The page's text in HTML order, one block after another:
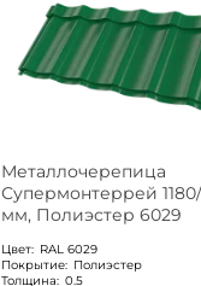
Металлочерепица
Супермонтеррей 1180/
мм, Полиэстер 6029
Цвет: RAL 6029
Покрытие: Полиэстер
Толщина: 0.5